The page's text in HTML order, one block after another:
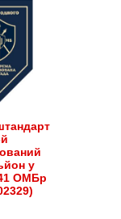
у
ОМБр